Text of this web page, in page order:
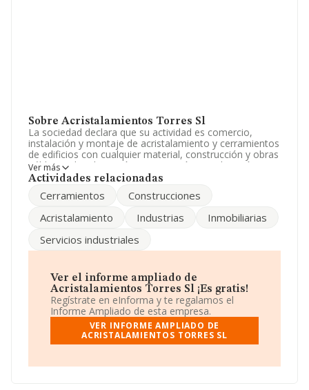
Sobre Acristalamientos Torres Sl
La sociedad declara que su actividad es comercio,
instalación y montaje de acristalamiento y cerramientos
de edificios con cualquier material, construcción y obras
públicas y la adquisición, enajenación y explotación
mediante arrendamiento de inmuebles. La empresa
Limitada. Tiene CNAE: 4752 - 'Comercio al por menor de
especializados'. La empresa no tiene actividad en
Ha tenido el mismo número de empleados y atendiendo
empleados de la compañía ha estado por debajo de la
media de sector.
Dentro del ranking de empresas elaborado por
INFORMA, atendiendo a los niveles de facturación,
podemos decir de la compañía que: la empresa ha
retrocedido 352 puestos en el ranking sectorial,
empresas que la superan en el ranking de sectores:
Ver más
Actividades relacionadas
Cerramientos
Construcciones
Acristalamiento
Industrias
Inmobiliarias
Servicios industriales
Ver el informe ampliado de
Acristalamientos Torres Sl ¡Es gratis!
Regístrate en eInforma y te regalamos el
Informe Ampliado de esta empresa.
VER INFORME AMPLIADO DE
ACRISTALAMIENTOS TORRES SL